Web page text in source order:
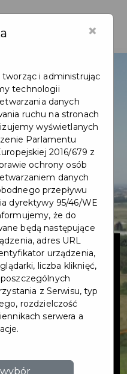
i
dla
×
i administrując
technologii
danych
ruchu na stronach
wyświetlanych
Parlamentu
2016/679 z
ochrony osób
danych
przepływu
dyrektywy 95/46/WE
że do
będą następujące
adres URL
urządzenia,
liczba kliknięć,
z Serwisu, typ
rozdzielczość
serwera a